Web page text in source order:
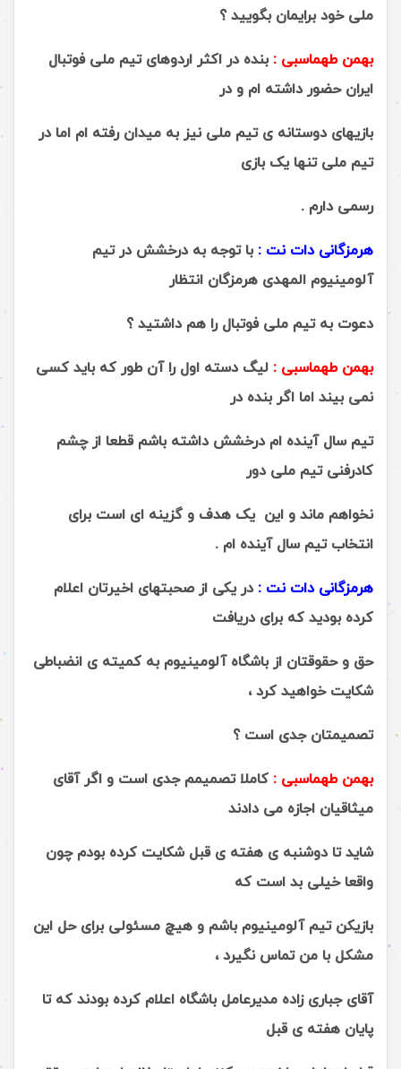
ملی خود برایمان بگویید ؟
بهمن طهماسبی : بنده در اکثر اردوهای تیم ملی فوتبال
ایران حضور داشته ام و در
بازیهای دوستانه ی تیم ملی نیز به میدان رفته ام اما در
تیم ملی تنها یک بازی
رسمی دارم .
هرمزگانی دات نت : با توجه به درخشش در تیم
آلومینیوم المهدی هرمزگان انتظار
دعوت به تیم ملی فوتبال را هم داشتید ؟
بهمن طهماسبی : لیگ دسته اول را آن طور که باید کسی
نمی بیند اما اگر بنده در
تیم سال آینده ام درخشش داشته باشم قطعا از چشم
کادرفنی تیم ملی دور
نخواهم ماند و این یک هدف و گزینه ای است برای
انتخاب تیم سال آینده ام .
هرمزگانی دات نت : در یکی از صحبتهای اخیرتان اعلام
کرده بودید که برای دریافت
حق و حقوقتان از باشگاه آلومینیوم به کمیته ی انضباطی
شکایت خواهید کرد ،
تصمیمتان جدی است ؟
بهمن طهماسبی : کاملا تصمیمم جدی است و اگر آقای
میثاقیان اجازه می دادند
شاید تا دوشنبه ی هفته ی قبل شکایت کرده بودم چون
واقعا خیلی بد است که
بازیکن تیم آلومینیوم باشم و هیچ مسئولی برای حل این
مشکل با من تماس نگیرد ،
آقای جباری زاده مدیرعامل باشگاه اعلام کرده بودند که تا
پایان هفته ی قبل